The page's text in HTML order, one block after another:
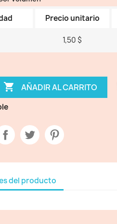
Precio unitario
1,50 $
 AÑADIR AL CARRITO
del producto